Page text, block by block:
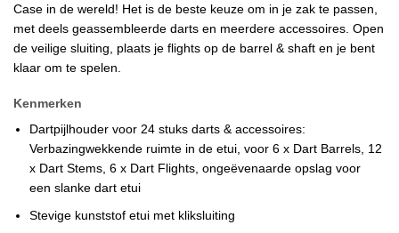
Case in de wereld! Het is de beste keuze om in je zak te passen,
met deels geassembleerde darts en meerdere accessoires. Open
de veilige sluiting, plaats je flights op de barrel & shaft en je bent
klaar om te spelen.
Kenmerken
Dartpijlhouder voor 24 stuks darts & accessoires:
Verbazingwekkende ruimte in de etui, voor 6 x Dart Barrels, 12
x Dart Stems, 6 x Dart Flights, ongeëvenaarde opslag voor
een slanke dart etui
Stevige kunststof etui met kliksluiting